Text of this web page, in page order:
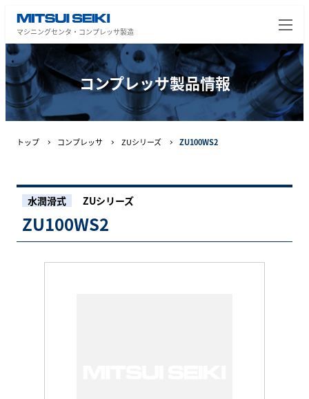
マシニングセンタ・コンプレッサ製造
コンプレッサ製品情報
トップ コンプレッサ ZUシリーズ ZU100WS2
水潤滑式 ZUシリーズ
ZU100WS2